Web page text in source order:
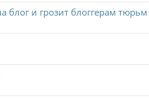
и грозит блоггерам тюрьм